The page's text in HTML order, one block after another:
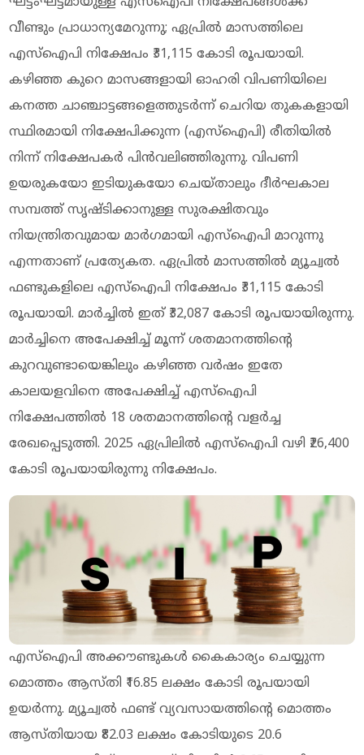
വീണ്ടും പ്രാധാന്യമേറുന്നു; ഏപ്രിൽ മാസത്തിലെ
എസ്ഐപി നിക്ഷേപം ₹31,115 കോടി രൂപയായി.
കഴിഞ്ഞ കുറെ മാസങ്ങളായി ഓഹരി വിപണിയിലെ
കനത്ത ചാഞ്ചാട്ടങ്ങളെത്തുടർന്ന് ചെറിയ തുകകളായി
സ്ഥിരമായി നിക്ഷേപിക്കുന്ന (എസ്‌ഐപി) രീതിയിൽ
നിന്ന് നിക്ഷേപകർ പിൻവലിഞ്ഞിരുന്നു. വിപണി
ഉയരുകയോ ഇടിയുകയോ ചെയ്താലും ദീർഘകാല
സമ്പത്ത് സൃഷ്ടിക്കാനുള്ള സുരക്ഷിതവും
നിയന്ത്രിതവുമായ മാർഗമായി എസ്‌ഐപി മാറുന്നു
എന്നതാണ് പ്രത്യേകത. ഏപ്രിൽ മാസത്തിൽ മ്യൂച്വൽ
ഫണ്ടുകളിലെ എസ്‌ഐപി നിക്ഷേപം ₹31,115 കോടി
രൂപയായി. മാർച്ചിൽ ഇത് ₹32,087 കോടി രൂപയായിരുന്നു.
മാർച്ചിനെ അപേക്ഷിച്ച് മൂന്ന് ശതമാനത്തിന്റെ
കുറവുണ്ടായെങ്കിലും കഴിഞ്ഞ വർഷം ഇതേ
കാലയളവിനെ അപേക്ഷിച്ച് എസ്‌ഐപി
നിക്ഷേപത്തിൽ 18 ശതമാനത്തിന്റെ വളർച്ച
രേഖപ്പെടുത്തി. 2025 ഏപ്രിലിൽ എസ്‌ഐപി വഴി ₹26,400
കോടി രൂപയായിരുന്നു നിക്ഷേപം.
എസ്‌ഐപി അക്കൗണ്ടുകൾ കൈകാര്യം ചെയ്യുന്ന
മൊത്തം ആസ്തി ₹16.85 ലക്ഷം കോടി രൂപയായി
ഉയർന്നു. മ്യൂച്വൽ ഫണ്ട് വ്യവസായത്തിന്റെ മൊത്തം
ആസ്തിയായ ₹82.03 ലക്ഷം കോടിയുടെ 20.6